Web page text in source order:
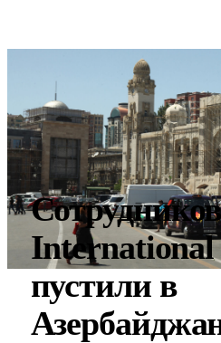
International
пустили в